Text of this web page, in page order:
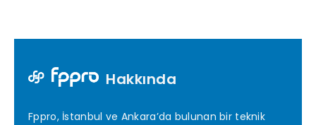
Hakkında
Fppro, İstanbul ve Ankara’da bulunan bir teknik